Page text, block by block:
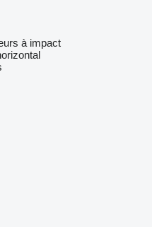
à impact